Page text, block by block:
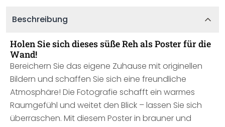
Beschreibung
Holen Sie sich dieses süße Reh als Poster für die
Wand!
Bereichern Sie das eigene Zuhause mit originellen
Bildern und schaffen Sie sich eine freundliche
Atmosphäre! Die Fotografie schafft ein warmes
Raumgefühl und weitet den Blick – lassen Sie sich
überraschen. Mit diesem Poster in brauner und